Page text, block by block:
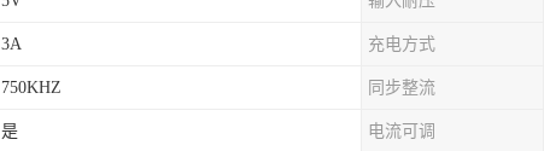
3A 充电方式
750KHZ 同步整流
是 电流可调